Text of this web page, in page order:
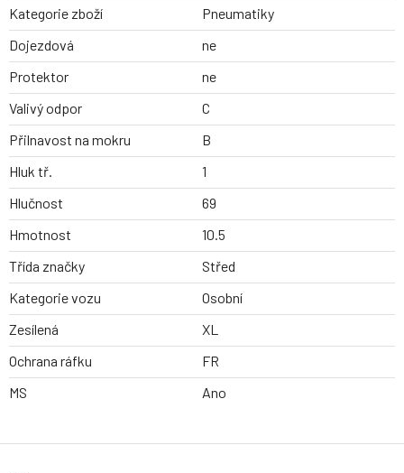
Kategorie zboží
Pneumatiky
Dojezdová
ne
Protektor
ne
Valivý odpor
C
Přilnavost na mokru
B
Hluk tř.
1
Hlučnost
69
Hmotnost
10.5
Třída značky
Střed
Kategorie vozu
Osobní
Zesílená
XL
Ochrana ráfku
FR
MS
Ano